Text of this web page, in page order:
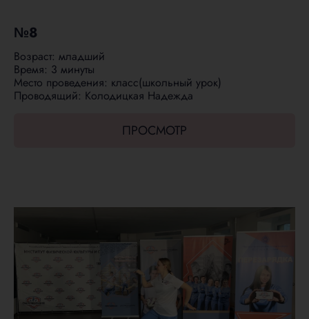
№8
Возраст: младший
Время: 3 минуты
Место проведения: класс(школьный урок)
Проводящий: Колодицкая Надежда
ПРОСМОТР